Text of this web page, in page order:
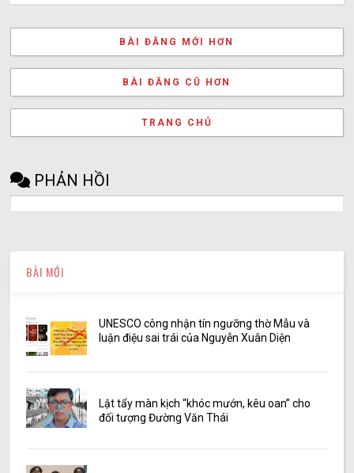
BÀI ĐĂNG MỚI HƠN
BÀI ĐĂNG CŨ HƠN
TRANG CHỦ
PHẢN HỒI
BÀI MỚI
UNESCO công nhận tín ngưỡng thờ Mẫu và
luận điệu sai trái của Nguyễn Xuân Diện
Lật tẩy màn kịch “khóc mướn, kêu oan” cho
đối tượng Đường Văn Thái